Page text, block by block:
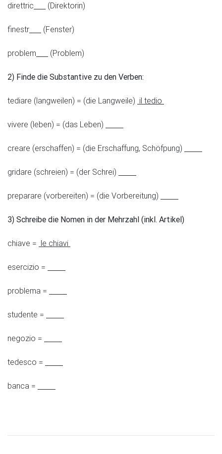
direttric (Direktorin)
finestr (Fenster)
problem (Problem)
2) Finde die Substantive zu den Verben:
tediare (langweilen) = (die Langweile) il tedio
vivere (leben) = (das Leben)
creare (erschaffen) = (die Erschaffung, Schöfpung)
gridare (schreien) = (der Schrei)
preparare (vorbereiten) = (die Vorbereitung)
3) Schreibe die Nomen in der Mehrzahl (inkl. Artikel)
chiave = le chiavi
esercizio =
problema =
studente =
negozio =
tedesco =
banca =